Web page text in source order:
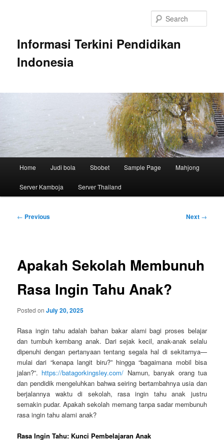
Informasi Terkini Pendidikan
Indonesia
Home Judi bola Sbobet Sample Page Mahjong
Server Kamboja Server Thailand
Post
← Previous Next →
Apakah Sekolah Membunuh
Rasa Ingin Tahu Anak?
Posted onJuly 20, 2025
Rasa ingin tahu adalah bahan bakar alami bagi proses belajar
dan tumbuh kembang anak. Dari sejak kecil, anak-anak selalu
dipenuhi dengan pertanyaan tentang segala hal di sekitarnya—
mulai dari “kenapa langit biru?” hingga “bagaimana mobil bisa
jalan?”. https://batagorkingsley.com/ Namun, banyak orang tua
dan pendidik mengeluhkan bahwa seiring bertambahnya usia dan
berjalannya waktu di sekolah, rasa ingin tahu anak justru
semakin pudar. Apakah sekolah memang tanpa sadar membunuh
rasa ingin tahu alami anak?
Rasa Ingin Tahu: Kunci Pembelajaran Anak